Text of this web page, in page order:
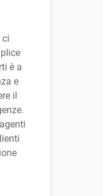
ci
è a
e
il